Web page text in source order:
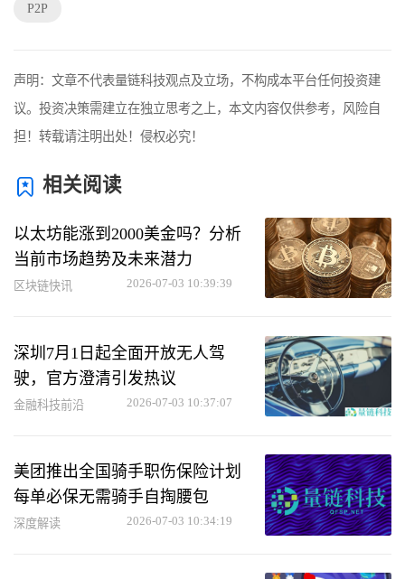
P2P
声明：文章不代表量链科技观点及立场，不构成本平台任何投资建
议。投资决策需建立在独立思考之上，本文内容仅供参考，风险自
担！转载请注明出处！侵权必究！
相关阅读
以太坊能涨到2000美金吗？分析
当前市场趋势及未来潜力
区块链快讯 2026-07-03 10:39:39
深圳7月1日起全面开放无人驾
驶，官方澄清引发热议
金融科技前沿 2026-07-03 10:37:07
美团推出全国骑手职伤保险计划
每单必保无需骑手自掏腰包
深度解读 2026-07-03 10:34:19